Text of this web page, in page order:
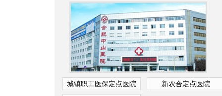
城镇职工医保定点医院 新农合定点医院